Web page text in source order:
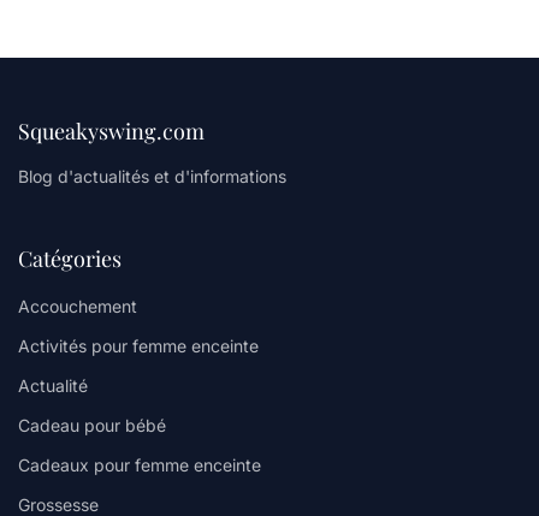
Squeakyswing.com
Blog d'actualités et d'informations
Catégories
Accouchement
Activités pour femme enceinte
Actualité
Cadeau pour bébé
Cadeaux pour femme enceinte
Grossesse